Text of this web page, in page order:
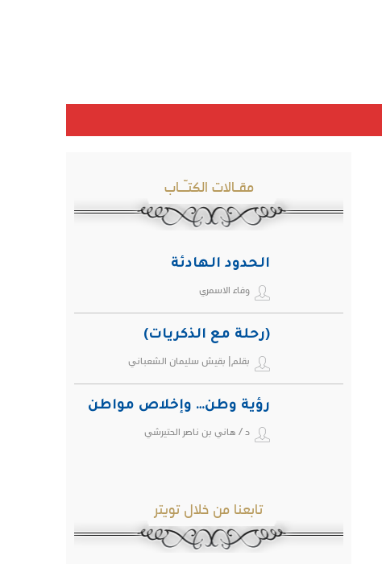
مقـالات الكتـّـاب
الحدود الهادئة
وفاء الاسمري
(رحلة مع الذكريات)
بقلم| بقيش سليمان الشعباني
رؤية وطن… وإخلاص مواطن
د / هاني بن ناصر الحتيرشي
تابعنا من خلال تويتر